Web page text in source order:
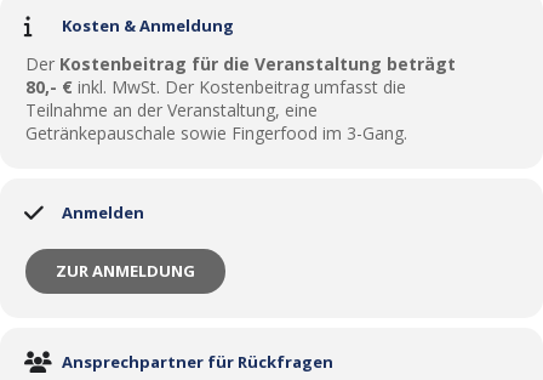
Kosten & Anmeldung
Der Kostenbeitrag für die Veranstaltung beträgt
80,- € inkl. MwSt. Der Kostenbeitrag umfasst die
Teilnahme an der Veranstaltung, eine
Getränkepauschale sowie Fingerfood im 3-Gang.
Anmelden
ZUR ANMELDUNG
Ansprechpartner für Rückfragen